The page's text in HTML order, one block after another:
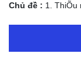
Chủ đề : 1. ThiÕu